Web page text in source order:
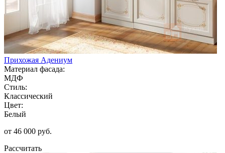
Прихожая Адениум
Материал фасада:
МДФ
Стиль:
Классический
Цвет:
Белый
от 46 000 руб.
Рассчитать